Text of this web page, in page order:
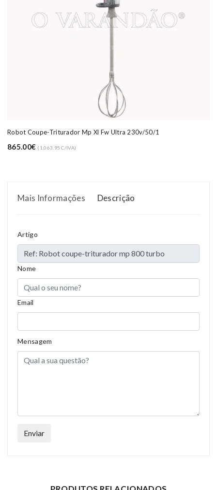
Robot Coupe-Triturador Mp Xl Fw Ultra 230v/50/1
865.00€ (1,063.95 C/IVA)
Mais Informações Descrição
Compositions Polyester
Styles Girly
Properties Short Dress
Artigo
Nome
Email
Mensagem
Enviar